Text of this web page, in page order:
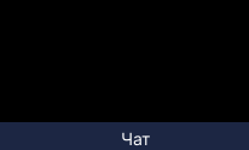
Чат